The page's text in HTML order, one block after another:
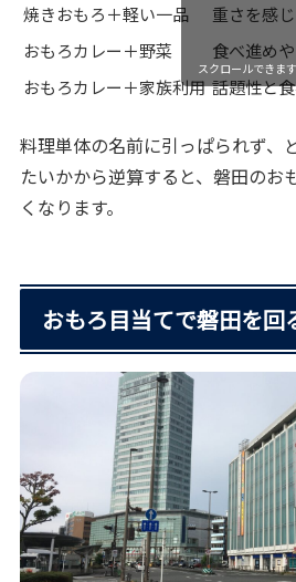
焼きおもろ＋軽い一品
重さを感
おもろカレー＋野菜
食べ進め
おもろカレー＋家族利用 話題性と
スクロールできます
料理単体の名前に引っぱられず、
たいかから逆算すると、磐田のお
くなります。
おもろ目当てで磐田を回